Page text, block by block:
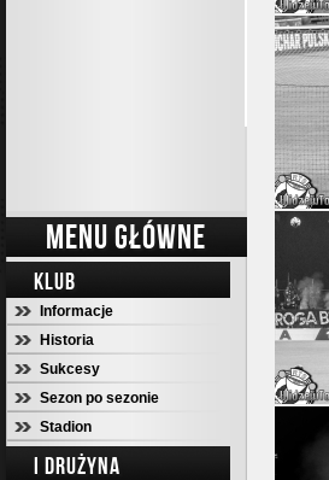
MENU GŁÓWNE
KLUB
Informacje
Historia
Sukcesy
Sezon po sezonie
Stadion
I DRUŻYNA